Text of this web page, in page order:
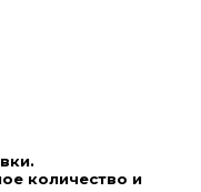
количество и